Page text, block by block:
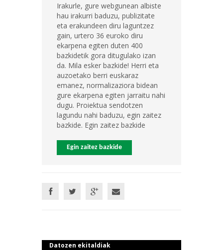
Irakurle, gure webgunean albiste
hau irakurri baduzu, publizitate
eta erakundeen diru laguntzez
gain, urtero 36 euroko diru
ekarpena egiten duten 400
bazkidetik gora ditugulako izan
da. Mila esker bazkide! Herri eta
auzoetako berri euskaraz
emanez, normalizaziora bidean
gure ekarpena egiten jarraitu nahi
dugu. Proiektua sendotzen
lagundu nahi baduzu, egin zaitez
bazkide. Egin zaitez bazkide
Egin zaitez bazkide
Datozen ekitaldiak